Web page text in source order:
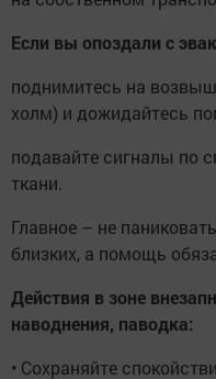
Если вы опоздали с
поднимитесь на
холм) и дожидайтесь
подавайте сигналы по
ткани.
Главное – не
близких, а помощь
Действия в зоне
наводнения, паводка:
• Сохраняйте